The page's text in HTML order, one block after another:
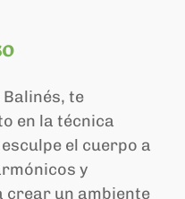
te
en la técnica
el cuerpo a
y
crear un ambiente